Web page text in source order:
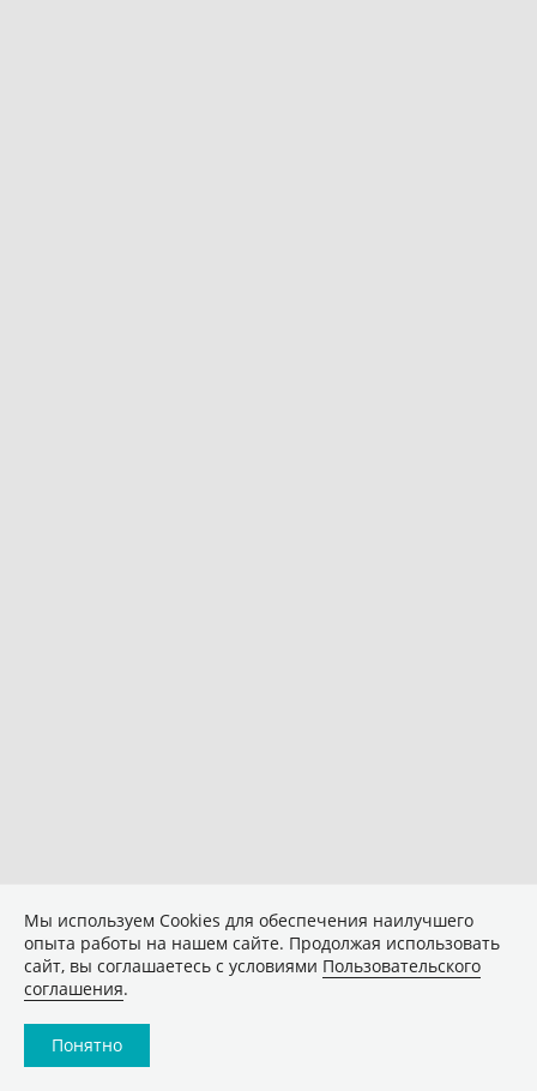
Мы используем Сookies для обеспечения наилучшего
опыта работы на нашем сайте. Продолжая использовать
сайт, вы соглашаетесь с условиями Пользовательского
соглашения.
Понятно